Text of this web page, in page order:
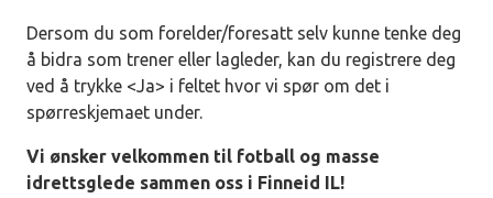
Dersom du som forelder/foresatt selv kunne tenke deg
å bidra som trener eller lagleder, kan du registrere deg
ved å trykke <Ja> i feltet hvor vi spør om det i
spørreskjemaet under.
Vi ønsker velkommen til fotball og masse
idrettsglede sammen oss i Finneid IL!